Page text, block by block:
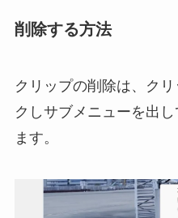
削除する方法
クリップの削除は、ク
クしサブメニューを出
ます。